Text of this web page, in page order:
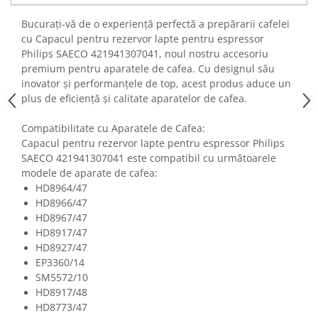
Fiare de calcat si masini de cusut
Ingrijire Locuinta
Purificatoare de aer
Fashion
Bijuterii
Ceasuri barbatesti
Ceasuri dama
Cutii, curele si accesorii ceasuri
Genti si accesorii barbati
Genti si accesorii femei
Imbracaminte barbati
Imbracaminte femei
Imbracaminte si Incaltaminte copii
Incaltaminte barbati
Incaltaminte femei
Ochelari de soare
Ochelari de vedere
Bucurați-vă de o experiență perfectă a prepărarii cafelei
cu Capacul pentru rezervor lapte pentru espressor
Philips SAECO 421941307041, noul nostru accesoriu
premium pentru aparatele de cafea. Cu designul său
inovator și performanțele de top, acest produs aduce un
plus de eficiență și calitate aparatelor de cafea.
Compatibilitate cu Aparatele de Cafea:
Capacul pentru rezervor lapte pentru espressor Philips
SAECO 421941307041 este compatibil cu următoarele
modele de aparate de cafea:
HD8964/47
HD8966/47
HD8967/47
HD8917/47
HD8927/47
EP3360/14
SM5572/10
HD8917/48
HD8773/47